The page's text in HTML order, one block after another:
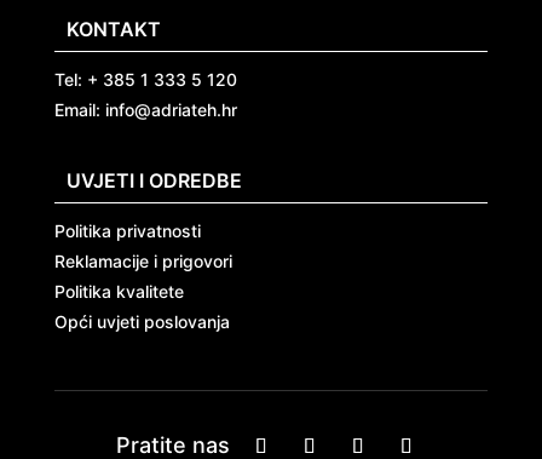
KONTAKT
Tel: + 385 1 333 5 120
Email: info@adriateh.hr
UVJETI I ODREDBE
Politika privatnosti
Reklamacije i prigovori
Politika kvalitete
Opći uvjeti poslovanja